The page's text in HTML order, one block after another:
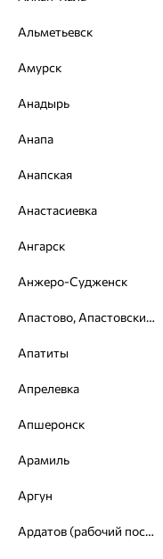
Помолвочные кольца
узнавайте
на изделия
Альметьевск
Амурск
Анадырь
Анапа
Анапская
Анастасиевка
Ангарск
Анжеро-Судженск
Апастово, Апастовский район
Апатиты
Апрелевка
Апшеронск
Арамиль
Аргун
Ардатов (рабочий поселок)